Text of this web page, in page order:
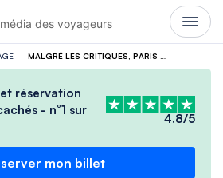
des voyageurs
—
réservation
- n°1 sur
4.8/5
mon billet